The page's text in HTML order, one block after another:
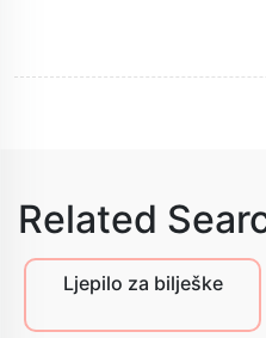
Related
Ljepilo za bilješke